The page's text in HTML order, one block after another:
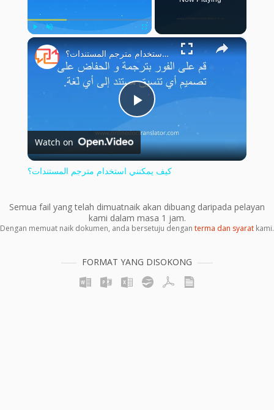
Play Unmute Fullscreen ×
Play
Video
كيف يمكنني استخدام مترجم المستندات؟
Watch on
كيف يمكنني استخدام مترجم المستندات؟
Semua fail yang telah dimuatnaik akan dibuang daripada pelayan
kami dalam masa 1 jam.
Dengan memuat naik dokumen, anda bersetuju dengan terma dan syarat kami.
FORMAT YANG DISOKONG